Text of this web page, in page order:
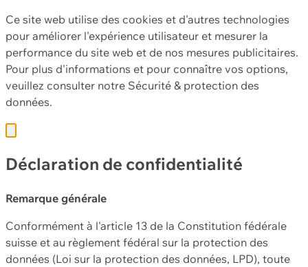
Ce site web utilise des cookies et d'autres technologies
pour améliorer l'expérience utilisateur et mesurer la
performance du site web et de nos mesures publicitaires.
Pour plus d'informations et pour connaître vos options,
veuillez consulter notre Sécurité & protection des
données.
Déclaration de confidentialité
Remarque générale
Conformément à l'article 13 de la Constitution fédérale
suisse et au règlement fédéral sur la protection des
données (Loi sur la protection des données, LPD), toute